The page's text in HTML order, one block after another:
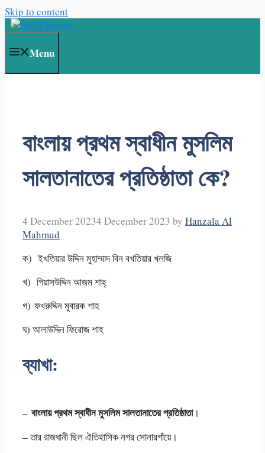
Skip to content
Menu
বাংলায় প্রথম স্বাধীন মুসলিম
সালতানাতের প্রতিষ্ঠাতা কে?
4 December 20234 December 2023 by Hanzala Al
Mahmud
ক) ইখতিয়ার উদ্দিন মুহাম্মাদ বিন বখতিয়ার খলজি
খ) গিয়াসউদ্দিন আজম শাহ্‌
গ) ফখরুদ্দিন মুবারক শাহ
ঘ) আলাউদ্দিন ফিরোজ শাহ
ব্যাখা:
– বাংলায় প্রথম স্বাধীন মুসলিম সালতানাতের প্রতিষ্ঠাতা।
– তার রাজধানী ছিল ঐতিহাসিক নগর সোনারগাঁয়ে।